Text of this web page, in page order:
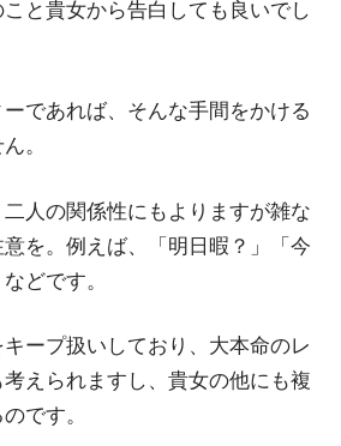
と貴女から告白しても良いでし
であれば、そんな手間をかける
。
人の関係性にもよりますが雑な
を。例えば、「明日暇？」「今
どです。
ープ扱いしており、大本命のレ
えられますし、貴女の他にも複
です。